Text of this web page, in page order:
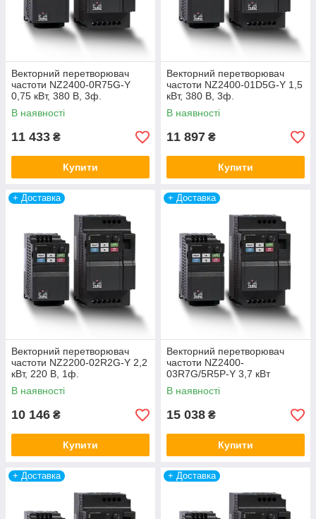
підібрати потужність, налаштувати векторний режим та
інтегрувати частотник у вашу систему керування.
Режими керування та продуктивність
Комунікації та інтеграція
Надійність та захист обладнання
Спеціальні вбудовані функції (ПЛК)
Векторний перетворювач
частоти NZ2400-0R75G-Y
0,75 кВт, 380 В, 3ф.
В наявності
11 433 ₴
Купити
Векторний перетворювач
частоти NZ2400-01D5G-Y 1,5
кВт, 380 В, 3ф.
В наявності
11 897 ₴
Купити
+ Доставка
Векторний перетворювач
частоти NZ2200-02R2G-Y 2,2
кВт, 220 В, 1ф.
В наявності
10 146 ₴
Купити
+ Доставка
Векторний перетворювач
частоти NZ2400-
03R7G/5R5P-Y 3,7 кВт
В наявності
15 038 ₴
Купити
+ Доставка + Доставка